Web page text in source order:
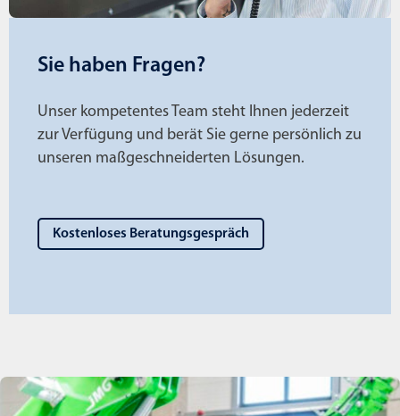
Sie haben Fragen?
Unser kompetentes Team steht Ihnen jederzeit
zur Verfügung und berät Sie gerne persönlich zu
unseren maßgeschneiderten Lösungen.
Kostenloses Beratungsgespräch